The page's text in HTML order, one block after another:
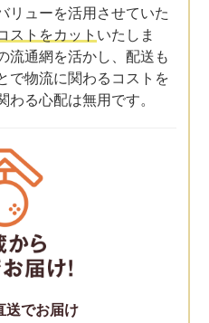
リューを活用させていた
ストをカット いたしま
流通網を活かし、配送も
で物流に関わるコストを
わる心配は無用です。
送でお届け